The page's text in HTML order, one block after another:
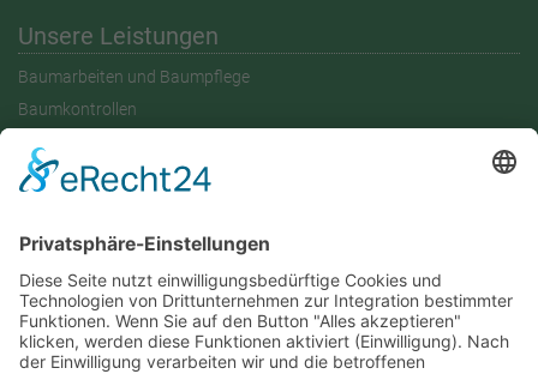
Unsere Leistungen
Baumarbeiten und Baumpflege
Baumkontrollen
Baumgutachten und Wertermittlung
Bekämpfung Eichenprozessionsspinner
Über uns
Wer wir sind
Unser Team